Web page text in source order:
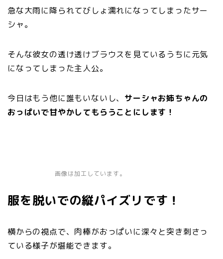
急な大雨に降られてびしょ濡れになってしまったサー
シャ。
そんな彼女の透け透けブラウスを見ているうちに元気
になってしまった主人公。
今日はもう他に誰もいないし、 サーシャお姉ちゃんの
おっぱいで甘やかしてもらうことにします！
画像は加工しています。
服を脱いでの縦パイズリです！
横からの視点で、肉棒がおっぱいに深々と突き刺さっ
ている様子が堪能できます。